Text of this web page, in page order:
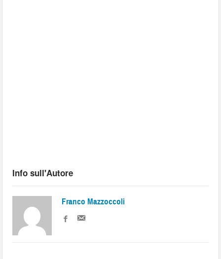
Info sull'Autore
Franco Mazzoccoli